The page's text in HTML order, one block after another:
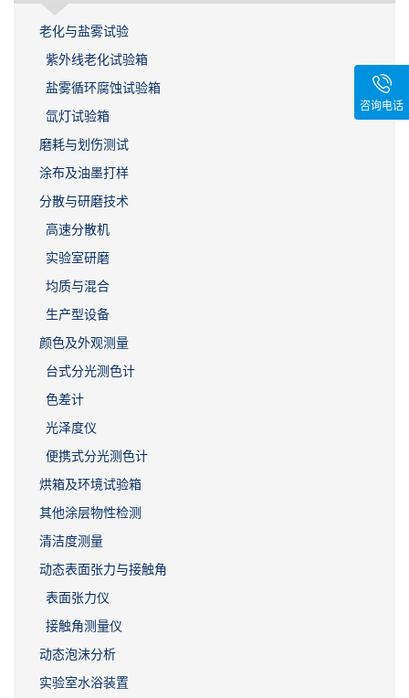
老化与盐雾试验
紫外线老化试验箱
盐雾循环腐蚀试验箱
氙灯试验箱
磨耗与划伤测试
涂布及油墨打样
分散与研磨技术
高速分散机
实验室研磨
均质与混合
生产型设备
颜色及外观测量
台式分光测色计
色差计
光泽度仪
便携式分光测色计
烘箱及环境试验箱
其他涂层物性检测
清洁度测量
动态表面张力与接触角
表面张力仪
接触角测量仪
动态泡沫分析
实验室水浴装置
咨询电话